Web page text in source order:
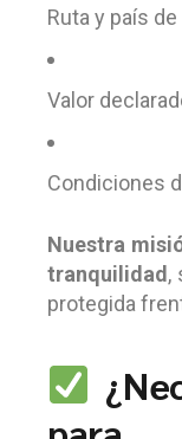
Ruta y país
Valor
Condiciones
Nuestra
tranquilidad ,
protegida